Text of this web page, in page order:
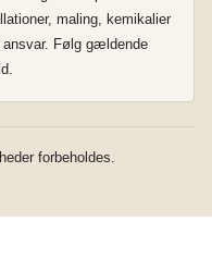
maling, kemikalier
ansvar. Følg gældende
forbeholdes.